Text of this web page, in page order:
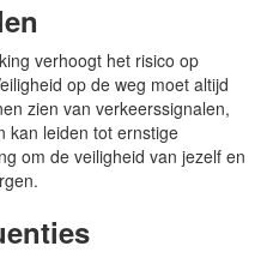
verhoogt het risico op
op de weg moet altijd
zien van verkeerssignalen,
kan leiden tot ernstige
om de veiligheid van jezelf en